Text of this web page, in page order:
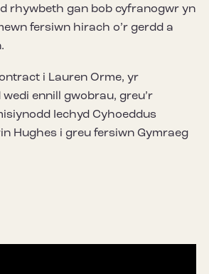
rhywbeth gan bob cyfranogwr yn
fersiwn hirach o’r gerdd a
i Lauren Orme, yr
ennill gwobrau, greu’r
Iechyd Cyhoeddus
Hughes i greu fersiwn Gymraeg